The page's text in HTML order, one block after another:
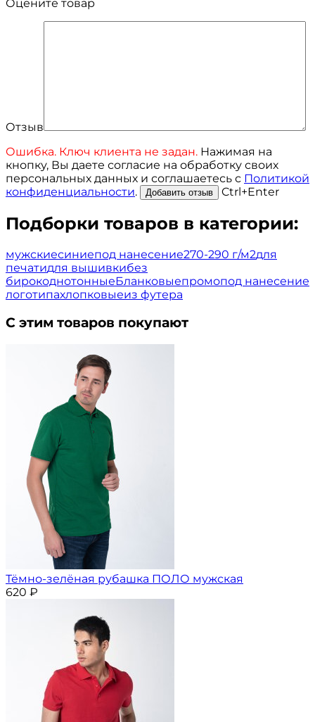
Оцените товар
Отзыв
Ошибка. Ключ клиента не задан. Нажимая на
кнопку, Вы даете согласие на обработку своих
персональных данных и соглашаетесь с Политикой
конфиденциальности. Ctrl+Enter
Подборки товаров в категории:
мужскиесиниепод нанесение270-290 г/м2для
печатидля вышивкибез
бирокоднотонныеБланковыепромопод нанесение
логотипахлопковыеиз футера
С этим товаров покупают
Тёмно-зелёная рубашка ПОЛО мужская
620 ₽